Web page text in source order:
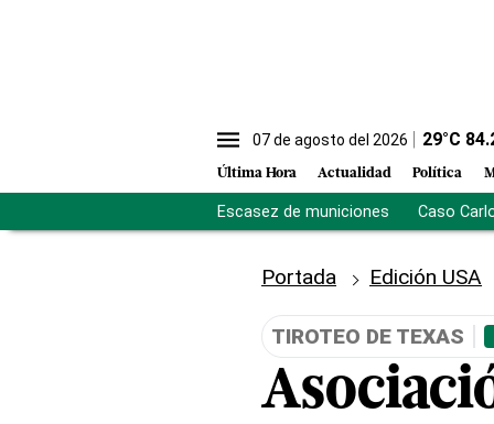
07 de agosto del 2026 29°C
Última Hora Actualidad Política
Escasez de municiones Caso
Portada Edición USA
TIROTEO DE TEXAS